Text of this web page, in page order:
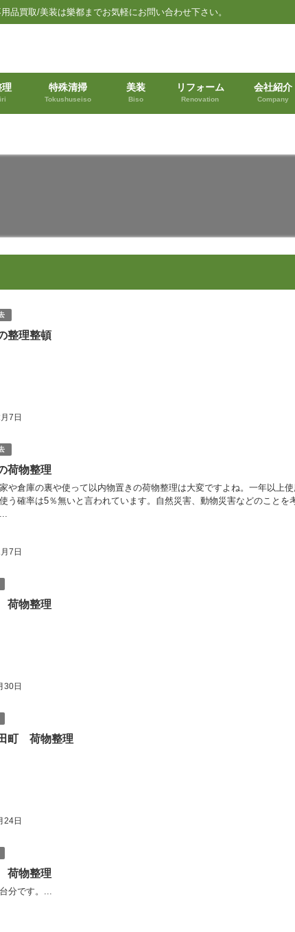
品買取/美装は樂都までお気軽にお問い合わせ下さい。
理 特殊清掃
Tokushuseiso
美装
Biso
リフォーム
Renovation
会社紹介
Company
整理整頓
7日
荷物整理
7日
や倉庫の裏や使って以内物置きの荷物整理は大変ですよね。一年以上
う確率は5％無いと言われています。自然災害、動物災害などのことを
荷物整理
30日
町 荷物整理
24日
荷物整理
分です。...